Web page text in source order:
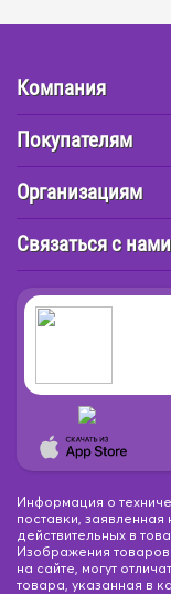
Компания
Покупателям
Организациям
Связаться с нами
Информация о
поставки, заявленная
действительных в
Изображения
на сайте, могут
товара, указанная в